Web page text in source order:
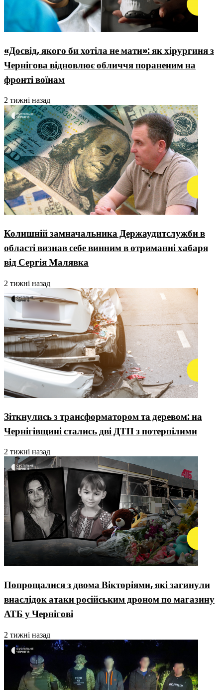
«Досвід, якого би хотіла не мати»: як хірургиня з
Чернігова відновлює обличчя пораненим на
фронті воїнам
2 тижні назад
Колишній замначальника Держаудитслужби в
області визнав себе винним в отриманні хабаря
від Сергія Малявка
2 тижні назад
Зіткнулись з трансформатором та деревом: на
Чернігівщині стались дві ДТП з потерпілими
2 тижні назад
Попрощалися з двома Вікторіями, які загинули
внаслідок атаки російським дроном по магазину
АТБ у Чернігові
2 тижні назад